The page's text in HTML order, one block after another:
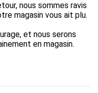
nous sommes ravis
magasin vous ait plu.
et nous serons
en magasin.